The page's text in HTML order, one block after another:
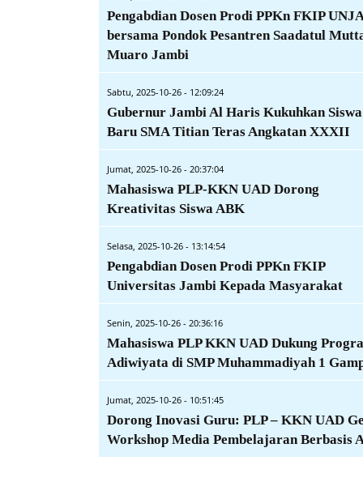
Pengabdian Dosen Prodi PPKn FKIP UNJA
bersama Pondok Pesantren Saadatul
Muaro Jambi
Sabtu, 2025-10-26 - 12:09:24
Gubernur Jambi Al Haris Kukuhkan Siswa
Baru SMA Titian Teras Angkatan XXXII
Jumat, 2025-10-26 - 20:37:04
Mahasiswa PLP-KKN UAD Dorong
Kreativitas Siswa ABK
Selasa, 2025-10-26 - 13:14:54
Pengabdian Dosen Prodi PPKn FKIP
Universitas Jambi Kepada Masyarakat
Senin, 2025-10-26 - 20:36:16
Mahasiswa PLP KKN UAD Dukung
Adiwiyata di SMP Muhammadiyah 1
Jumat, 2025-10-26 - 10:51:45
Dorong Inovasi Guru: PLP – KKN UAD
Workshop Media Pembelajaran Berbasis